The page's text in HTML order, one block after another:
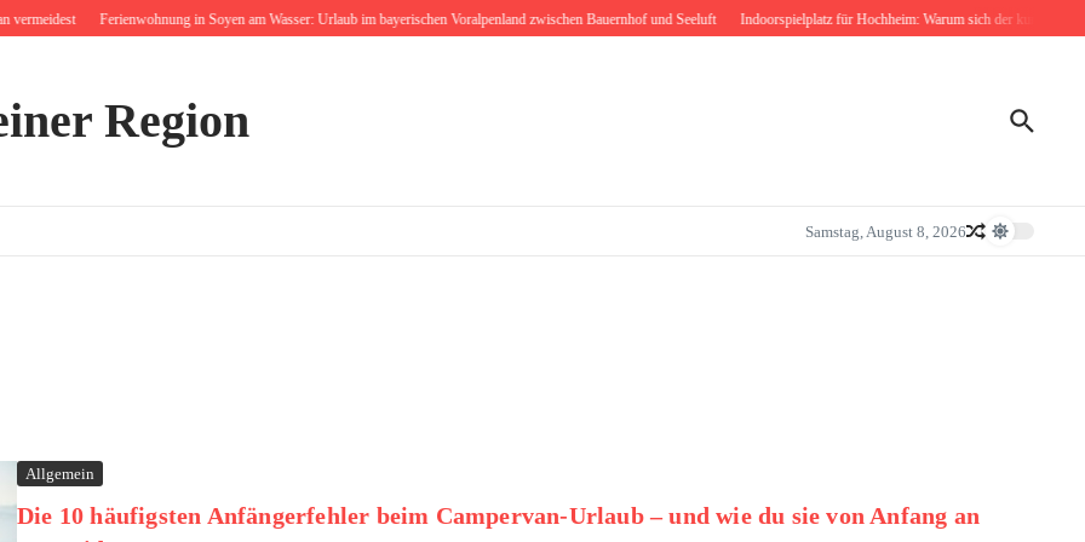
Ferienwohnung in Soyen am Wasser: Urlaub im bayerischen Voralpenland zwischen Bauernhof und Seeluft Indoorspielplatz für Hochheim: Warum sich der kurze Weg
Region
Samstag, August 8, 2026
Allgemein
Die 10 häufigsten Anfängerfehler beim Campervan-Urlaub – und wie du sie von Anfang an